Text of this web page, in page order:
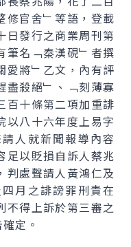
修官舍﹂等語，登載
日發行之商業周刊第
筆名﹁秦漢硯﹂者撰
愛將﹂乙文，內有評
盡殺絕﹂、﹁刻薄寡
百十條第二項加重誹
以八十六年度上易字
人就新聞報導內容
足以貶損自訴人蔡兆
判處聲請人黃鴻仁及
月之誹謗罪刑責在
不得上訴於第三審之
定。